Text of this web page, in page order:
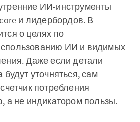
ИИ-инструменты
и лидербордов. В
о целях по
ИИ и видимых
Даже если детали
будут уточняться, сам
потребления
а не индикатором пользы.